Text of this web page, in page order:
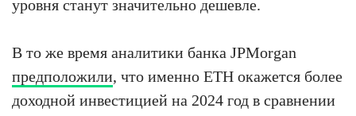
уровня станут значительно дешевле.
В то же время аналитики банка JPMorgan
предположили, что именно ETH окажется более
доходной инвестицией на 2024 год в сравнении